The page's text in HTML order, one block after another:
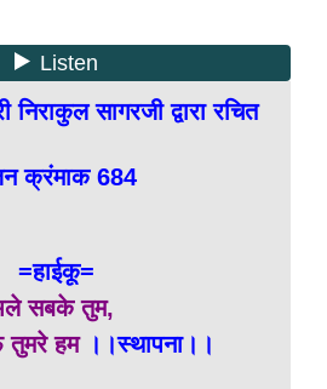
निराकुल सागरजी द्वारा रचित
क्रंमाक 684
=हाईकू=
सबके तुम,
तुमरे हम ।।स्थापना।।